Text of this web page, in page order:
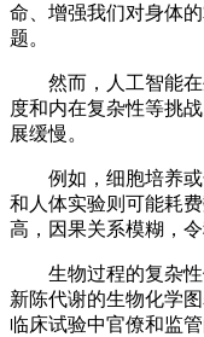
命、增强我们对身体
题。
然而，人工智能在
度和内在复杂性等挑
展缓慢。
例如，细胞培养或
和人体实验则可能耗
高，因果关系模糊，
生物过程的复杂性
新陈代谢的生物化学
临床试验中官僚和监